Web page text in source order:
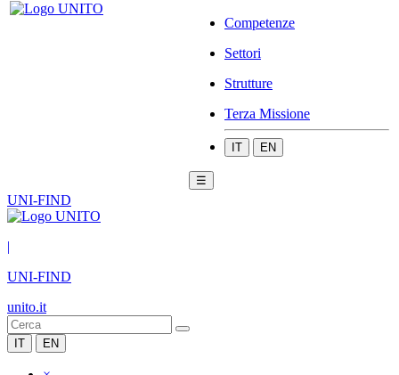
Competenze
Settori
Strutture
Terza Missione
IT EN
☰
UNI-FIND
|
UNI-FIND
unito.it
IT EN